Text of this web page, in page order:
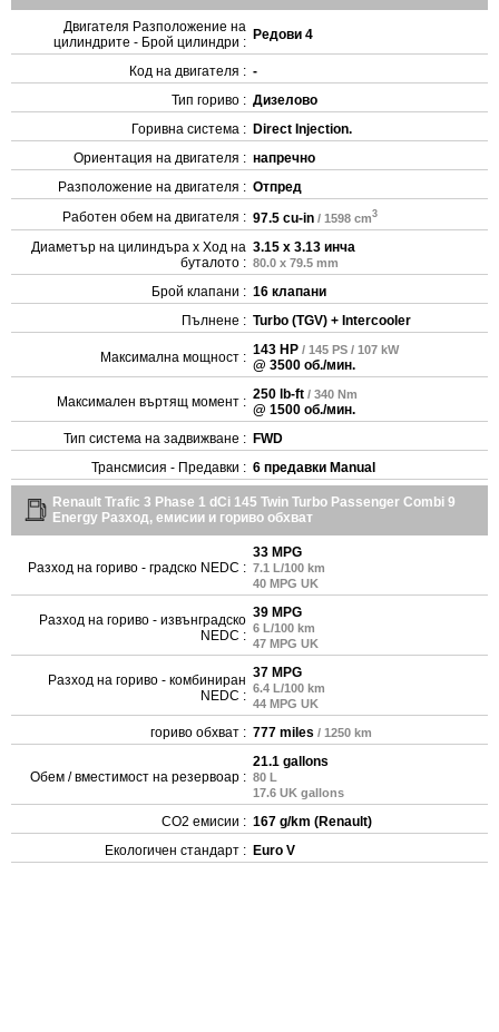
Двигателя Разположение на
цилиндрите - Брой цилиндри : Редови 4
Код на двигателя : -
Тип гориво : Дизелово
Горивна система : Direct Injection.
Ориентация на двигателя : напречно
Разположение на двигателя : Отпред
Работен обем на двигателя : 97.5 cu-in / 1598 cm3
Диаметър на цилиндъра x Ход на
буталото :
3.15 x 3.13 инча
80.0 x 79.5 mm
Брой клапани : 16 клапани
Пълнене : Turbo (TGV) + Intercooler
Максимална мощност : 143 HP / 145 PS / 107 kW
@ 3500 об./мин.
Максимален въртящ момент : 250 lb-ft / 340 Nm
@ 1500 об./мин.
Тип система на задвижване : FWD
Трансмисия - Предавки : 6 предавки Manual
Renault Trafic 3 Phase 1 dCi 145 Twin Turbo Passenger Combi 9
Energy Разход, емисии и гориво обхват
Разход на гориво - градско NEDC :
33 MPG
7.1 L/100 km
40 MPG UK
Разход на гориво - извънградско
NEDC :
39 MPG
6 L/100 km
47 MPG UK
Разход на гориво - комбиниран
NEDC :
37 MPG
6.4 L/100 km
44 MPG UK
гориво обхват : 777 miles / 1250 km
Обем / вместимост на резервоар :
21.1 gallons
80 L
17.6 UK gallons
CO2 емисии : 167 g/km (Renault)
Екологичен стандарт : Euro V